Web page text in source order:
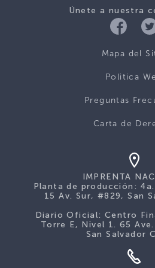
Únete a nuestra
Mapa del
Politica
Preguntas
Carta de
IMPRENTA
Planta de producción:
15 Av. Sur, #829, San
Diario Oficial: Centro
Torre E, Nivel 1. 65
San Salvador